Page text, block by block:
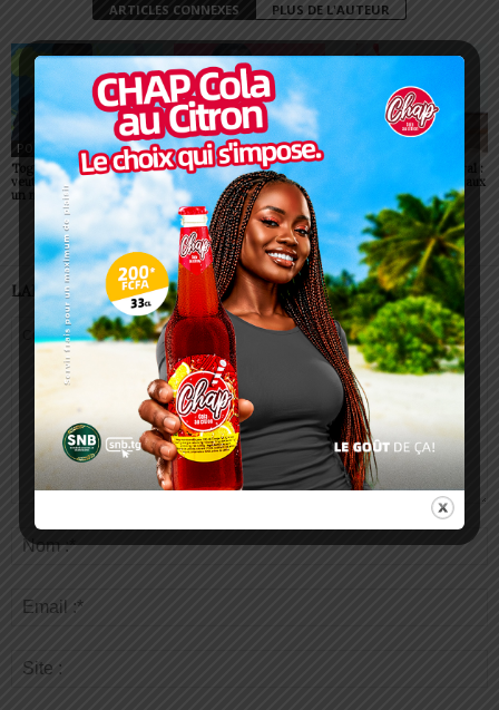
ARTICLES CONNEXES PLUS DE L'AUTEUR
POLITIQUE
Togo: Faure Gnassingbé
veut faire du ciel africain
un moteur de prospérité
POLITIQUE
Togo : visa supprimé pour
tous les Africains
Togo/ Corps préfectoral :
neuf nouvelles figures aux
commandes
LAISSER UN COMMENTAIRE